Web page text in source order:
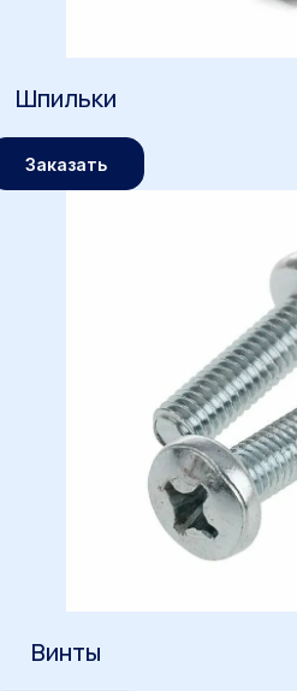
Шпильки
Заказать
Винты